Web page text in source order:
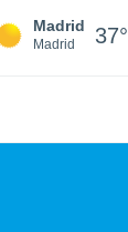
Madrid
Madrid 37°